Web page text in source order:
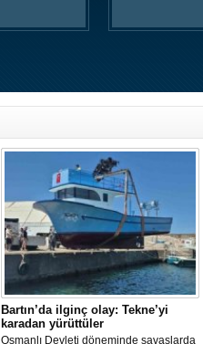
Bartın’da ilginç olay: Tekne’yi
karadan yürüttüler
Osmanlı Devleti döneminde savaşlarda